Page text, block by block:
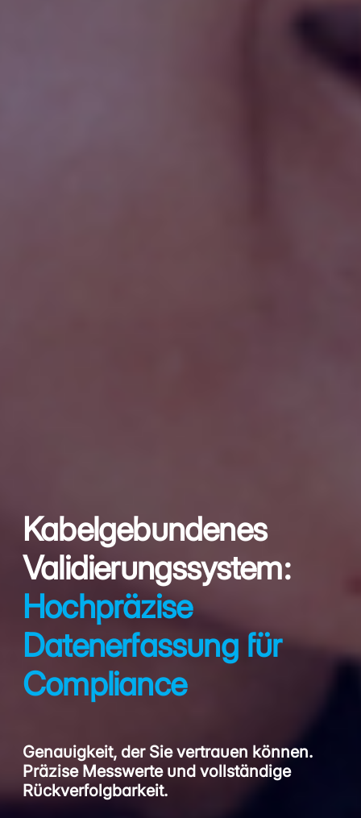
Kabelgebundenes
Validierungssystem:
Hochpräzise
Datenerfassung für
Compliance
Genauigkeit, der Sie vertrauen können.
Präzise Messwerte und vollständige
Rückverfolgbarkeit.